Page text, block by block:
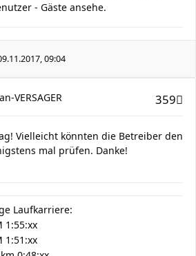
- Gäste ansehe.
09:04
359
VERSAGER
Vielleicht könnten die Betreiber den
mal prüfen. Danke!
Laufkarriere:
1:55:xx
1:51:xx